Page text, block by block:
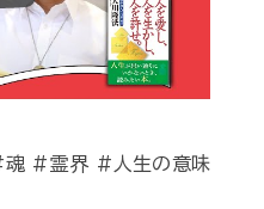
#霊界 #人生の意味